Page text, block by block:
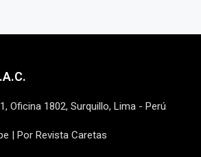
Oficina 1802, Surquillo, Lima - Perú
| Por Revista Caretas